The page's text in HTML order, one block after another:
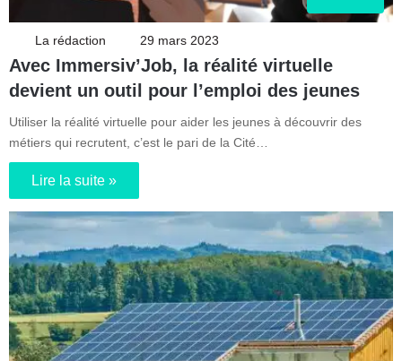
La rédaction 29 mars 2023
Avec Immersiv’Job, la réalité virtuelle
devient un outil pour l’emploi des jeunes
Utiliser la réalité virtuelle pour aider les jeunes à découvrir des
métiers qui recrutent, c’est le pari de la Cité…
Lire la suite »